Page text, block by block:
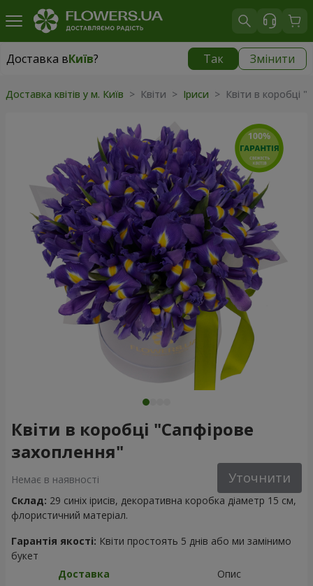
Доставка вКиїв? Так Змінити
Доставка вКиїв
Доставка квітів у м. Київ > Квіти > Іриси > Квіти в коробці
Квіти в коробці "Сапфірове
захоплення"
Немає в наявності Уточнити
Склад: 29 синіх ірисів, декоративна коробка діаметр 15 см,
флористичний матеріал.
Гарантія якості: Квіти простоять 5 днів або ми замінимо
букет
Доставка
Опис